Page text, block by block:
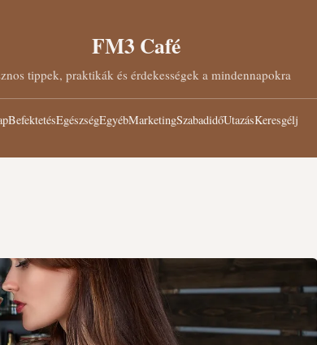
FM3 Café
tippek, praktikák és érdekességek a mindennapokra
BefektetésEgészségEgyébMarketingSzabadidőUtazásKeresgélj